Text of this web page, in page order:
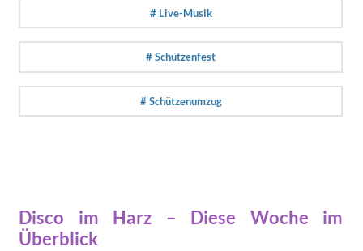
# Live-Musik
# Schützenfest
# Schützenumzug
Disco im Harz – Diese Woche im
Überblick